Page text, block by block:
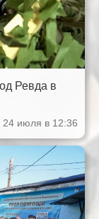
Ревда в
24 июля в 12:36